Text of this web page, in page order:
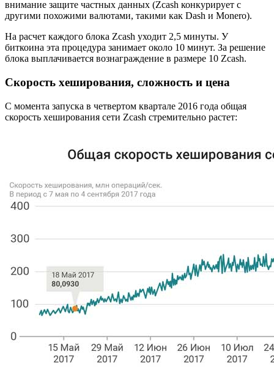
внимание защите частных данных (Zcash конкурирует с
другими похожими валютами, такими как Dash и Monero).
На расчет каждого блока Zcash уходит 2,5 минуты. У
биткоина эта процедура занимает около 10 минут. За решение
блока выплачивается вознаграждение в размере 10 Zcash.
Скорость хеширования, сложность и цена
С момента запуска в четвертом квартале 2016 года общая
скорость хеширования сети Zcash стремительно растет: